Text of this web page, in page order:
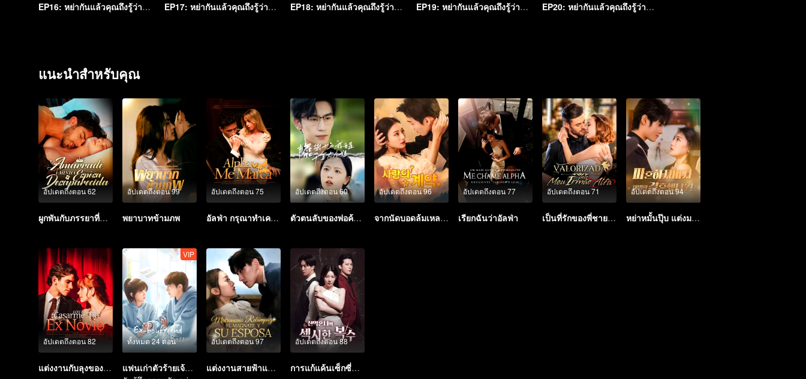
EP16: หย่ากันแล้วคุณถึงรู้ว่าฉันเป็นหลานสาวเศรษฐี EP17: หย่ากันแล้วคุณถึงรู้ว่าฉันเป็นหลานสาวเศรษฐี EP18: หย่ากันแล้วคุณถึงรู้ว่าฉันเป็นหลานสาวเศรษฐี EP19: หย่ากันแล้วคุณถึงรู้ว่าฉันเป็นหลานสาวเศรษฐี EP20: หย่ากันแล้วคุณถึงรู้ว่าฉันเป็นหลานสาวเศรษฐี
แนะนำสำหรับคุณ
อัปเดตถึงตอน 62
ผูกพันกับภรรยาที่หายไป
อัปเดตถึงตอน 99
พยาบาทข้ามภพ
อัปเดตถึงตอน 75
อัลฟ่า กรุณาทำเครื่องหมายฉัน
อัปเดตถึงตอน 60
ตัวตนลับของพ่อค้าริมทาง
อัปเดตถึงตอน 96
จากนัดบอดล้มเหลวสู่แต่งงานสายฟ้าแลบกับมหาเศรษฐี
อัปเดตถึงตอน 77
เรียกฉันว่าอัลฟ่า
อัปเดตถึงตอน 71
เป็นที่รักของพี่ชายอัลฟ่า
อัปเดตถึงตอน 94
หย่าหมั้นปุ๊บ แต่งมหาเศรษฐีปั๊บ?! (เวอร์ชันเกาหลี)
อัปเดตถึงตอน 82
แต่งงานกับลุงของแฟนเก่า
ทั้งหมด 24 ตอน
VIP
แฟนเก่าตัวร้ายเจ้านายของฉัน
อัปเดตถึงตอน 97
แต่งงานสายฟ้าแลบ: เศรษฐีกับภรรยา
อัปเดตถึงตอน 88
การแก้แค้นเซ็กซี่ของอดีตคู่หมั้น